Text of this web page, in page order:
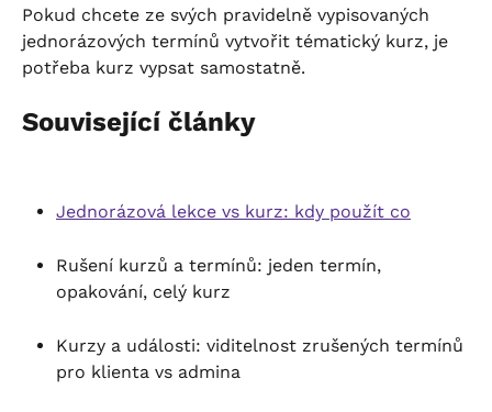
Pokud chcete ze svých pravidelně vypisovaných
jednorázových termínů vytvořit tématický kurz, je
potřeba kurz vypsat samostatně.
Související články
Jednorázová lekce vs kurz: kdy použít co
Rušení kurzů a termínů: jeden termín,
opakování, celý kurz
Kurzy a události: viditelnost zrušených termínů
pro klienta vs admina